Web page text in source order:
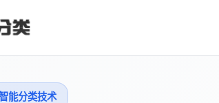
能分类技术